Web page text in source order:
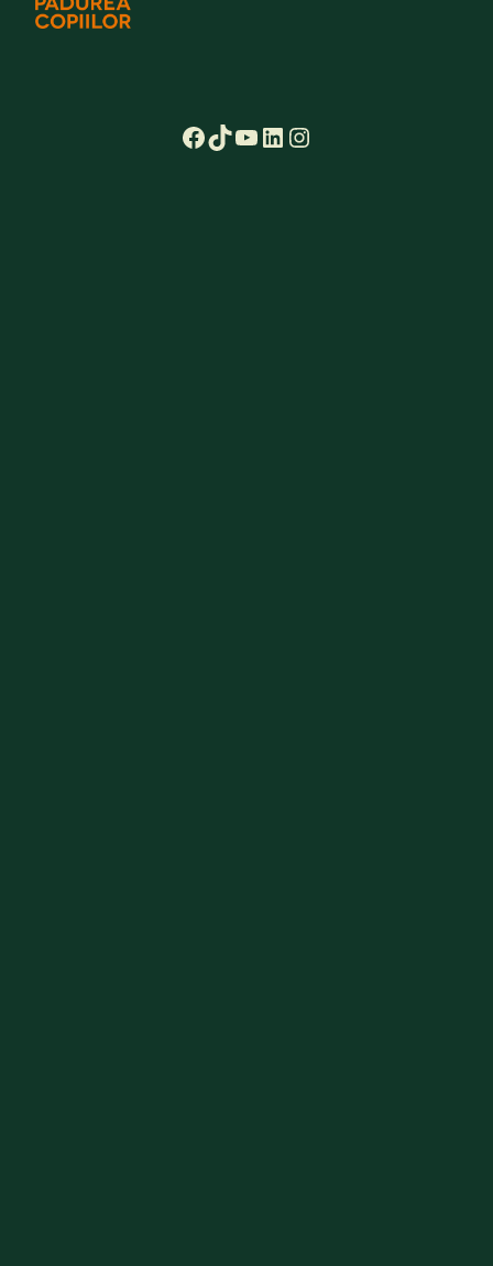
Facebook
TikTok
YouTube
LinkedIn
Instagram